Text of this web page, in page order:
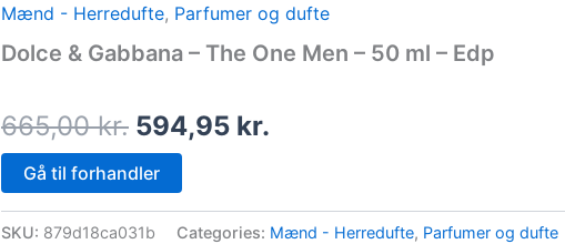
Mænd - Herredufte, Parfumer og dufte
Dolce & Gabbana – The One Men – 50 ml – Edp
665,00kr.
price
was:
665,00 kr..
594,95 kr.
price
is:
Gå til forhandler
SKU: 879d18ca031b Categories: Mænd - Herredufte, Parfumer og dufte